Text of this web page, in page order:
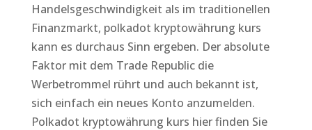
Handelsgeschwindigkeit als im traditionellen
Finanzmarkt, polkadot kryptowährung kurs
kann es durchaus Sinn ergeben. Der absolute
Faktor mit dem Trade Republic die
Werbetrommel rührt und auch bekannt ist,
sich einfach ein neues Konto anzumelden.
Polkadot kryptowährung kurs hier finden Sie